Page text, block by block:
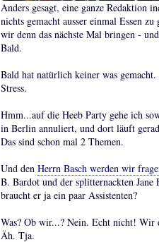
Anders gesagt, eine ganze Redaktion
nichts gemacht ausser einmal Essen
wir denn das nächste Mal bringen -
Bald.
Bald hat natürlich keiner was
Stress.
Hmm...auf die Heeb Party gehe ich
in Berlin annuliert, und dort läuft
Das sind schon mal 2 Themen.
Und den Herrn Basch werden wir
B. Bardot und der splitternackten
braucht er ja ein paar Assistenten?
Was? Ob wir...? Nein. Echt nicht! Wir
Äh. Tja.